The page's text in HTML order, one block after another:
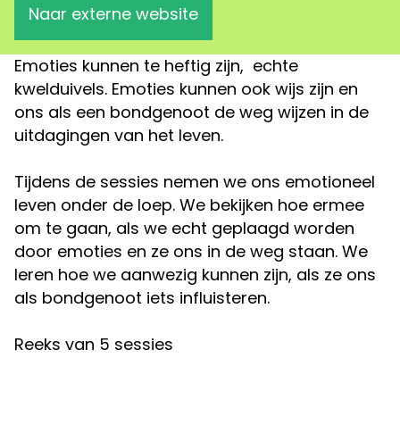
Naar externe website
Emoties kunnen te heftig zijn, echte
kwelduivels. Emoties kunnen ook wijs zijn en
ons als een bondgenoot de weg wijzen in de
uitdagingen van het leven.
Tijdens de sessies nemen we ons emotioneel
leven onder de loep. We bekijken hoe ermee
om te gaan, als we echt geplaagd worden
door emoties en ze ons in de weg staan. We
leren hoe we aanwezig kunnen zijn, als ze ons
als bondgenoot iets influisteren.
Reeks van 5 sessies